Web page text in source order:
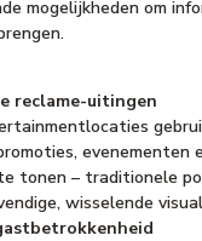
mogelijkheden om
reclame-uitingen
evenementen
tonen – traditionele
wisselende